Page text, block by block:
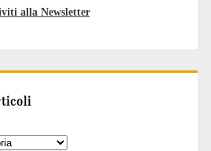
alla Newsletter